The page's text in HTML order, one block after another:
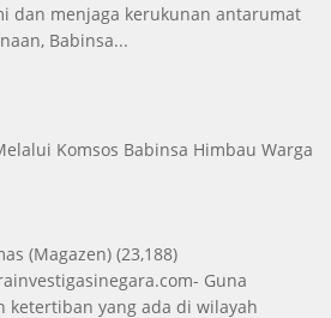
dan menjaga kerukunan antarumat
Babinsa...
Komsos Babinsa Himbau Warga
(Magazen) (23,188)
Guna
ketertiban yang ada di wilayah